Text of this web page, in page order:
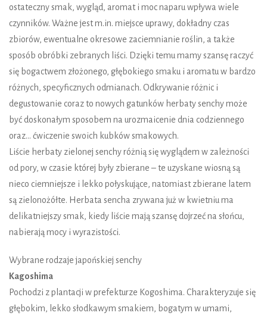
ostateczny smak, wygląd, aromat i moc naparu wpływa wiele
czynników. Ważne jest m.in. miejsce uprawy, dokładny czas
zbiorów, ewentualne okresowe zaciemnianie roślin, a także
sposób obróbki zebranych liści. Dzięki temu mamy szansę raczyć
się bogactwem złożonego, głębokiego smaku i aromatu w bardzo
różnych, specyficznych odmianach. Odkrywanie różnic i
degustowanie coraz to nowych gatunków herbaty senchy może
być doskonałym sposobem na urozmaicenie dnia codziennego
oraz… ćwiczenie swoich kubków smakowych.
Liście herbaty zielonej senchy różnią się wyglądem w zależności
od pory, w czasie której były zbierane – te uzyskane wiosną są
nieco ciemniejsze i lekko połyskujące, natomiast zbierane latem
są zielonożółte. Herbata sencha zrywana już w kwietniu ma
delikatniejszy smak, kiedy liście mają szansę dojrzeć na słońcu,
nabierają mocy i wyrazistości.
Wybrane rodzaje japońskiej senchy
Kagoshima
Pochodzi z plantacji w prefekturze Kogoshima. Charakteryzuje się
głębokim, lekko słodkawym smakiem, bogatym w umami,